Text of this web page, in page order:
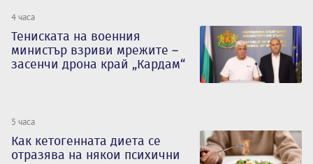
4 часа
Тениската на военния
министър взриви мрежите –
засенчи дрона край „Кардам“
5 часа
Как кетогенната диета се
отразява на някои психични